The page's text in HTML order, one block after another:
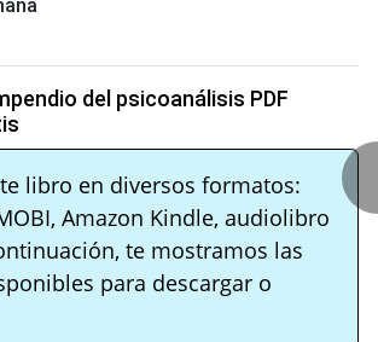
del psicoanálisis PDF
libro en diversos formatos:
Amazon Kindle, audiolibro
te mostramos las
para descargar o